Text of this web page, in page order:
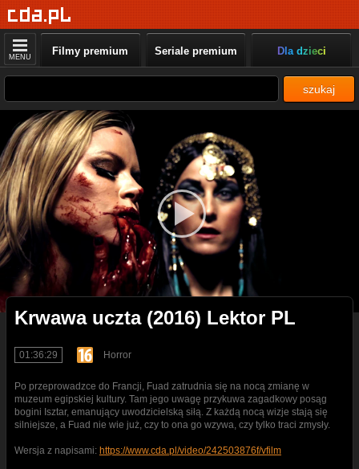
MENU Filmy premium Seriale premium Dla dzieci
szukaj
Krwawa uczta (2016) Lektor PL
01:36:29 Horror
Po przeprowadzce do Francji, Fuad zatrudnia się na nocą zmianę w
muzeum egipskiej kultury. Tam jego uwagę przykuwa zagadkowy posąg
bogini Isztar, emanujący uwodzicielską siłą. Z każdą nocą wizje stają się
silniejsze, a Fuad nie wie już, czy to ona go wzywa, czy tylko traci zmysły.
Wersja z napisami: https://www.cda.pl/video/242503876f/vfilm